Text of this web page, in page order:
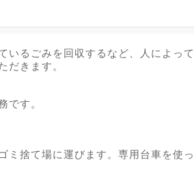
いるごみを回収するなど、人によって
だきます。
です。
ミ捨て場に運びます。専用台車を使っ